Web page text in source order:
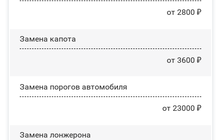
от 2800 ₽
Замена капота
от 3600 ₽
Замена порогов автомобиля
от 23000 ₽
Замена лонжерона